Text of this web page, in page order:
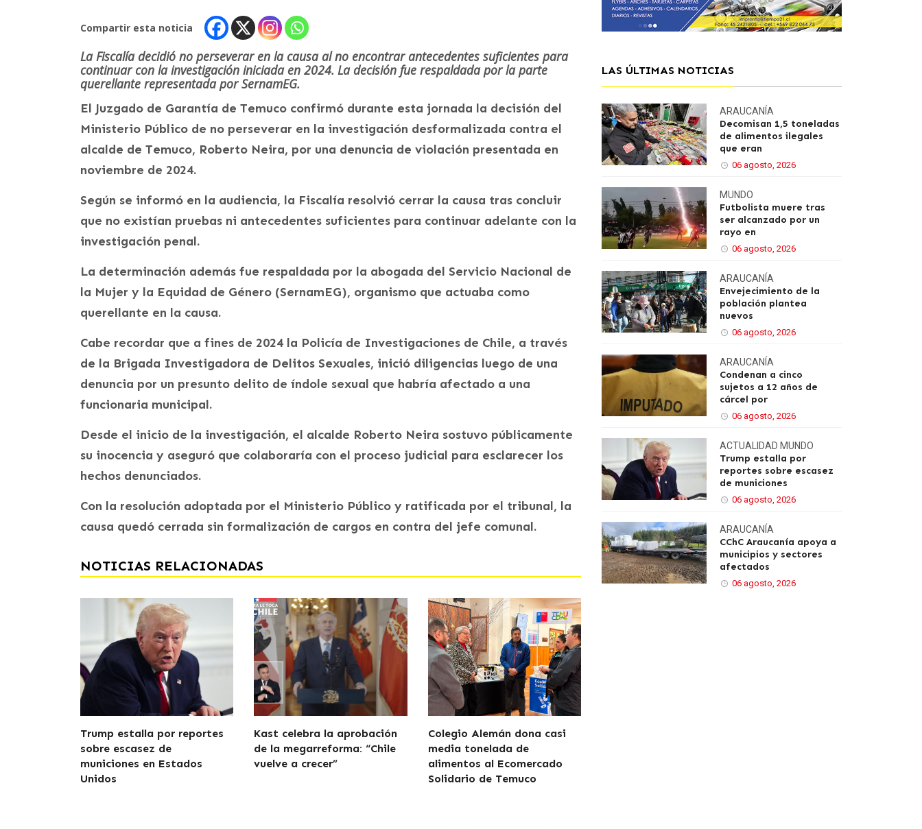
Compartir esta noticia
La Fiscalía decidió no perseverar en la causa al no encontrar antecedentes suficientes para
continuar con la investigación iniciada en 2024. La decisión fue respaldada por la parte
querellante representada por SernamEG.
El Juzgado de Garantía de Temuco confirmó durante esta jornada la decisión del
Ministerio Público de no perseverar en la investigación desformalizada contra el
alcalde de Temuco, Roberto Neira, por una denuncia de violación presentada en
noviembre de 2024.
Según se informó en la audiencia, la Fiscalía resolvió cerrar la causa tras concluir
que no existían pruebas ni antecedentes suficientes para continuar adelante con la
investigación penal.
La determinación además fue respaldada por la abogada del Servicio Nacional de
la Mujer y la Equidad de Género (SernamEG), organismo que actuaba como
querellante en la causa.
Cabe recordar que a fines de 2024 la Policía de Investigaciones de Chile, a través
de la Brigada Investigadora de Delitos Sexuales, inició diligencias luego de una
denuncia por un presunto delito de índole sexual que habría afectado a una
funcionaria municipal.
Desde el inicio de la investigación, el alcalde Roberto Neira sostuvo públicamente
su inocencia y aseguró que colaboraría con el proceso judicial para esclarecer los
hechos denunciados.
Con la resolución adoptada por el Ministerio Público y ratificada por el tribunal, la
causa quedó cerrada sin formalización de cargos en contra del jefe comunal.
NOTICIAS RELACIONADAS
Trump estalla por reportes
sobre escasez de
municiones en Estados
Unidos
Kast celebra la aprobación
de la megarreforma: “Chile
vuelve a crecer”
Colegio Alemán dona casi
media tonelada de
alimentos al Ecomercado
Solidario de Temuco
LAS ÚLTIMAS NOTICIAS
ARAUCANÍA
Decomisan 1,5 toneladas
de alimentos ilegales
que eran
06 agosto, 2026
MUNDO
Futbolista muere tras
ser alcanzado por un
rayo en
06 agosto, 2026
ARAUCANÍA
Envejecimiento de la
población plantea
nuevos
06 agosto, 2026
ARAUCANÍA
Condenan a cinco
sujetos a 12 años de
cárcel por
06 agosto, 2026
ACTUALIDAD MUNDO
Trump estalla por
reportes sobre escasez
de municiones
06 agosto, 2026
ARAUCANÍA
CChC Araucanía apoya a
municipios y sectores
afectados
06 agosto, 2026